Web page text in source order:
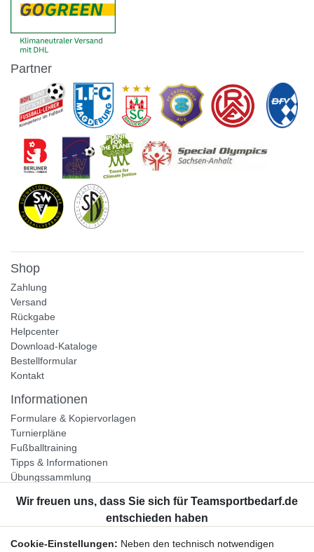
Partner
Shop
Zahlung
Versand
Rückgabe
Helpcenter
Download-Kataloge
Bestellformular
Kontakt
Informationen
Formulare & Kopiervorlagen
Turnierpläne
Fußballtraining
Tipps & Informationen
Übungssammlung
Unternehmen
Widerrufsrecht
Cookie-Einstellungen: Neben den technisch notwendigen